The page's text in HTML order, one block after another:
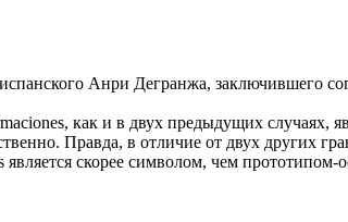
Анри Дегранжа, заключившего
как и в двух предыдущих случаях,
Правда, в отличие от двух других
скорее символом, чем прототипом-